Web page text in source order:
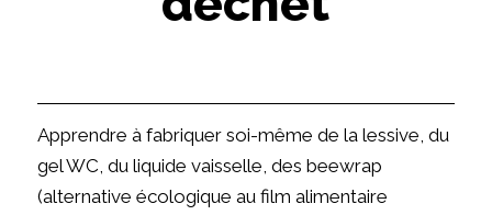
Apprendre à fabriquer soi-même de la lessive, du
gel WC, du liquide vaisselle, des beewrap
(alternative écologique au film alimentaire